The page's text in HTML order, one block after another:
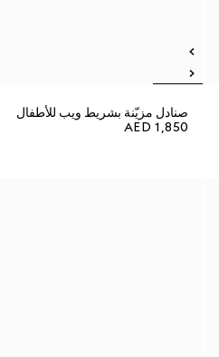
صنادل مزيّنة بشريط ويب للأطفال
AED 1,850